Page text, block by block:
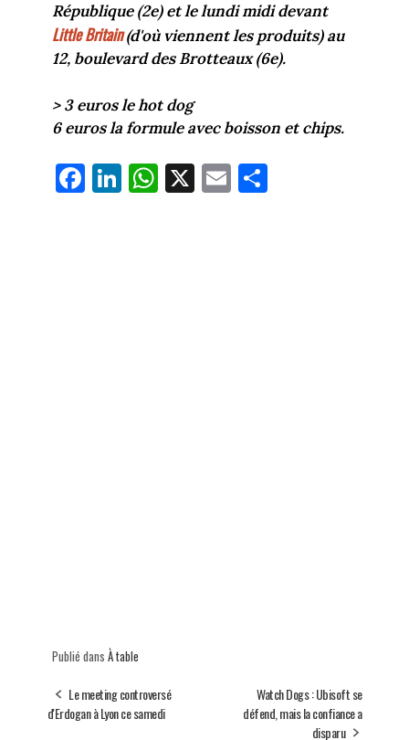
République (2e) et le lundi midi devant
Little Britain(d'où viennent les produits) au
12, boulevard des Brotteaux (6e).
> 3 euros le hot dog
6 euros la formule avec boisson et chips.
Fa
ce
Li
nk
W
ha
X E
m
Pa
Publié dans À table
Le meeting controversé
d'Erdogan à Lyon ce samedi
Watch Dogs : Ubisoft se
défend, mais la confiance a
disparu